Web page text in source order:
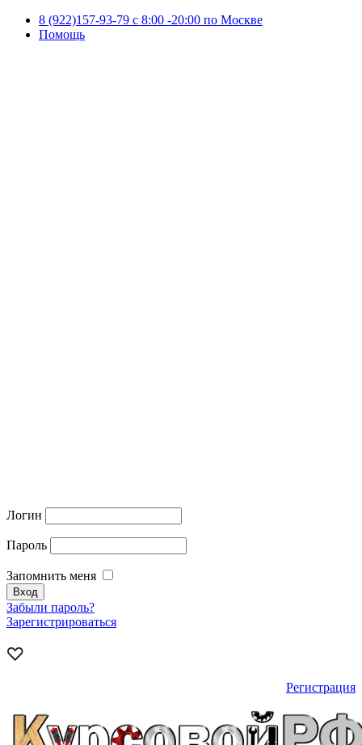
8 (922)157-93-79 c 8:00 -20:00 по Москве
Помощь
Логин
Пароль
Запомнить меня
Забыли пароль?
Зарегистрироваться
Регистрация